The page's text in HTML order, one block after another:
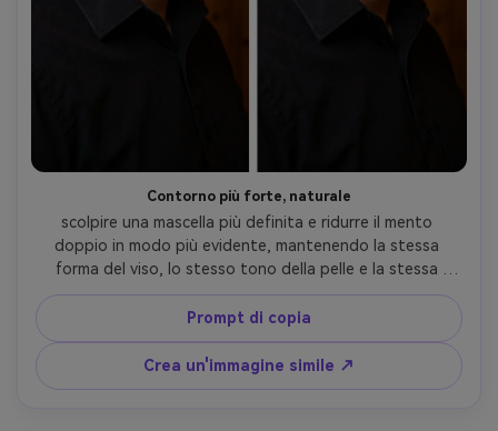
Contorno più forte, naturale
scolpire una mascella più definita e ridurre il mento
doppio in modo più evidente, mantenendo la stessa
forma del viso, lo stesso tono della pelle e la stessa
posa; Preservando l'illuminazione originale, preservando i
dettagli di sfondo ed evitando qualsiasi deformazione
della linea dei capelli o delle orecchie-AR 4:5
Prompt di copia
Crea un'immagine simile ↗